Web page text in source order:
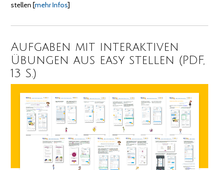
stellen [mehr Infos]
Aufgaben mit interaktiven
Übungen aus easy stellen (PDF,
13 S.)